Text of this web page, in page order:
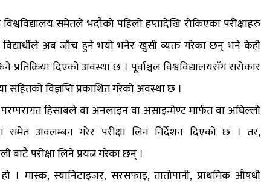
समेतले भदौको पहिलो हप्तादेखि रोकिएका परीक्षाहरु
अब जाँच हुने भयो भनेर खुसी व्यक्त गरेका छन् भने केही
दिएको अवस्था छ । पूर्वाञ्चल विश्वविद्यालयसँग सरोकार
सहितको विज्ञप्ति प्रकाशित गरेको अवस्था छ ।
परम्परागत हिसाबले वा अनलाइन वा असाइन्मेण्ट मार्फत वा अघिल्लो
समेत अवलम्बन गरेर परीक्षा लिन निर्देशन दिएको छ । तर,
बाटै परीक्षा लिने प्रयत्न गरेका छन् ।
। मास्क, स्यानिटाइजर, सरसफाइ, तातोपानी, प्राथमिक औषधी